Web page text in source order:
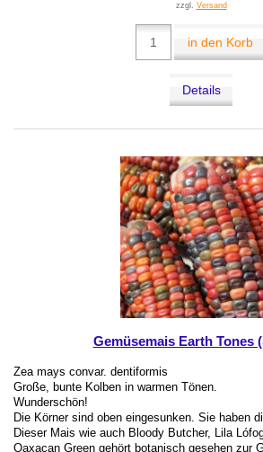
zzgl. Versand
in den Korb
Details
Gemüsemais Earth Tones
Zea mays convar. dentiformis
Große, bunte Kolben in warmen Tönen.
Wunderschön!
Die Körner sind oben eingesunken. Sie haben
Dieser Mais wie auch Bloody Butcher, Lila
Oaxacan Green gehört botanisch gesehen zur